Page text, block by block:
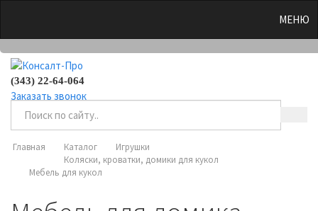
МЕНЮ
(343) 22-64-064
Заказать звонок
Главная Каталог
Игрушки
Коляски, кроватки, домики для кукол
Мебель для кукол